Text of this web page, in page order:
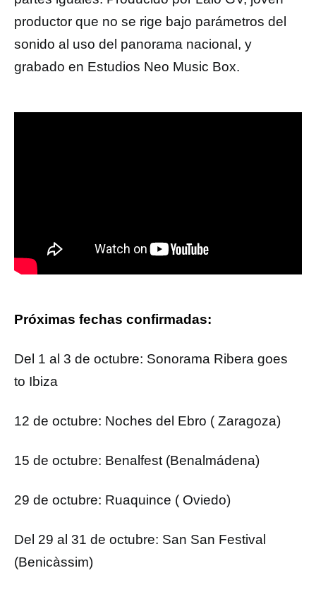
productor que no se rige bajo parámetros del
sonido al uso del panorama nacional, y
grabado en Estudios Neo Music Box.
Próximas fechas confirmadas:
Del 1 al 3 de octubre: Sonorama Ribera goes
to Ibiza
12 de octubre: Noches del Ebro ( Zaragoza)
15 de octubre: Benalfest (Benalmádena)
29 de octubre: Ruaquince ( Oviedo)
Del 29 al 31 de octubre: San San Festival
(Benicàssim)